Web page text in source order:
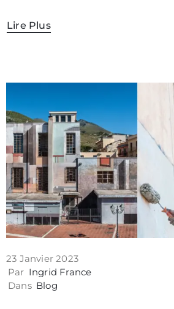
Lire Plus
23 Janvier 2023
Par Ingrid France
Dans Blog